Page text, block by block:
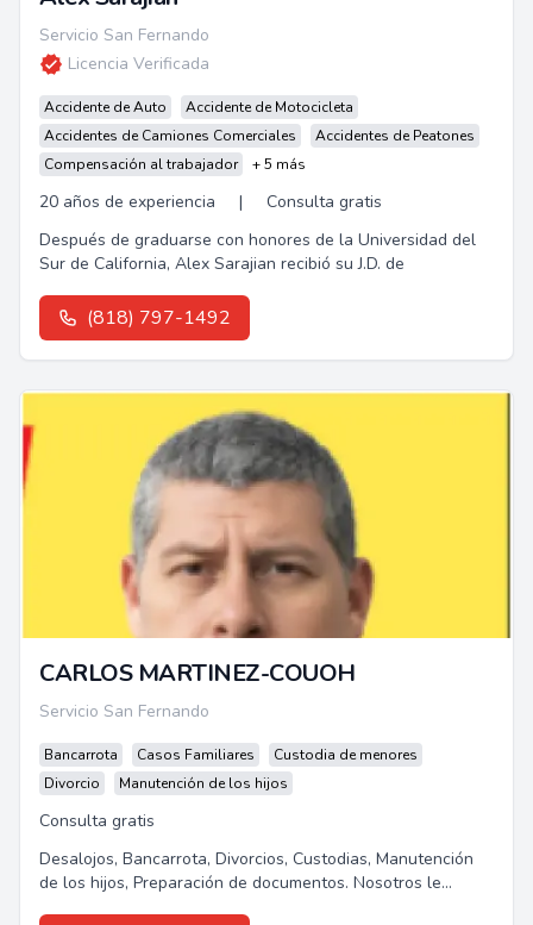
Servicio San Fernando
Licencia Verificada
Accidente de Auto
Accidente de Motocicleta
Accidentes de Camiones Comerciales
Accidentes de Peatones
Compensación al trabajador
+ 5 más
20 años de experiencia |
Consulta gratis
Después de graduarse con honores de la Universidad del
Sur de California, Alex Sarajian recibió su J.D. de
(818) 797-1492
CARLOS MARTINEZ-COUOH
Servicio San Fernando
Bancarrota Casos Familiares
Custodia de menores
Divorcio
Manutención de los hijos
Consulta gratis
Desalojos, Bancarrota, Divorcios, Custodias, Manutención
de los hijos, Preparación de documentos. Nosotros le